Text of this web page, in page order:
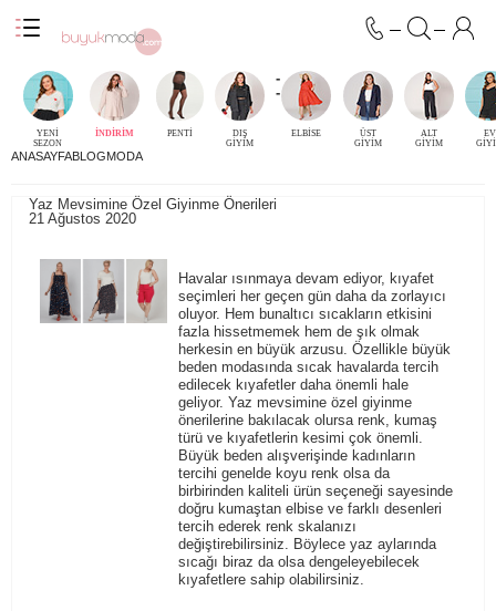
YENİ
SEZON
İNDİRİM PENTİ
DIŞ
GİYİM
-
-
ELBİSE
ÜST
GİYİM
ALT
GİYİM
EV
ANASAYFABLOGMODA
Yaz Mevsimine Özel Giyinme Önerileri
21 Ağustos 2020
Havalar ısınmaya devam ediyor, kıyafet
seçimleri her geçen gün daha da zorlayıcı
oluyor. Hem bunaltıcı sıcakların etkisini
fazla hissetmemek hem de şık olmak
herkesin en büyük arzusu. Özellikle büyük
beden modasında sıcak havalarda tercih
edilecek kıyafetler daha önemli hale
geliyor. Yaz mevsimine özel giyinme
önerilerine bakılacak olursa renk, kumaş
türü ve kıyafetlerin kesimi çok önemli.
Büyük beden alışverişinde kadınların
tercihi genelde koyu renk olsa da
birbirinden kaliteli ürün seçeneği sayesinde
doğru kumaştan ​elbise ve farklı desenleri
tercih ederek renk skalanızı
değiştirebilirsiniz. Böylece yaz aylarında
sıcağı biraz da olsa dengeleyebilecek
kıyafetlere sahip olabilirsiniz.